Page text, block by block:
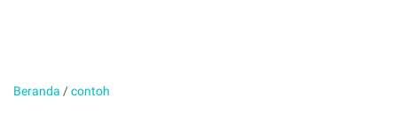
Beranda /contoh